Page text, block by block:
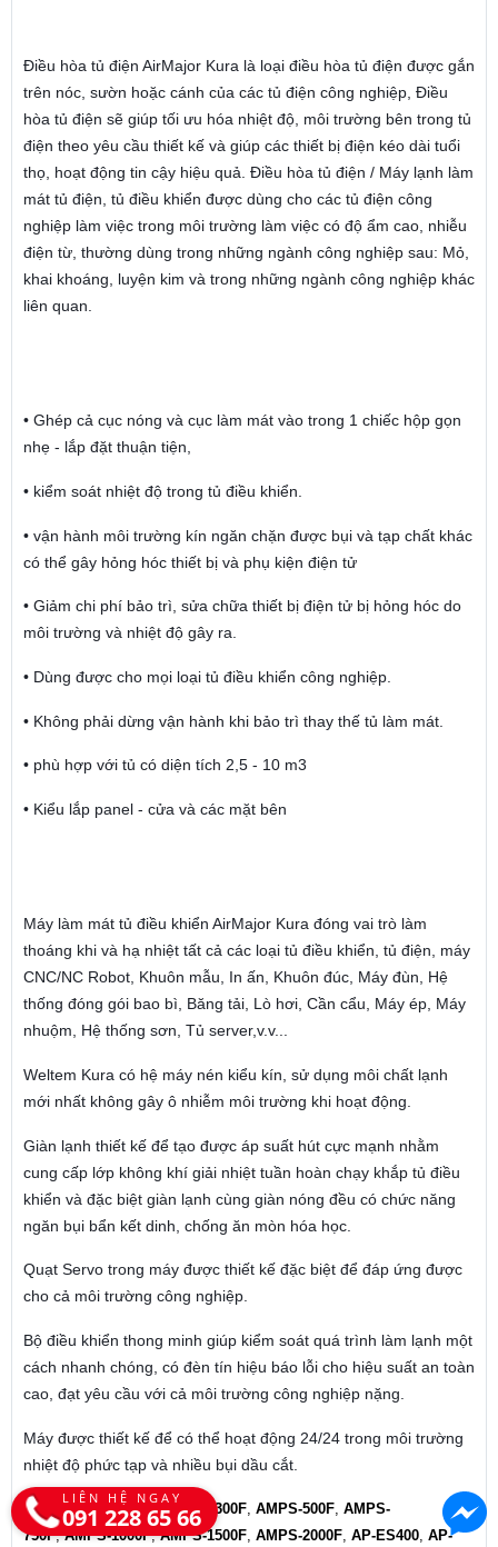
Điều hòa tủ điện AirMajor Kura là loại điều hòa tủ điện được gắn
trên nóc, sườn hoặc cánh của các tủ điện công nghiệp, Điều
hòa tủ điện sẽ giúp tối ưu hóa nhiệt độ, môi trường bên trong tủ
điện theo yêu cầu thiết kế và giúp các thiết bị điện kéo dài tuổi
thọ, hoạt động tin cậy hiệu quả. Điều hòa tủ điện / Máy lạnh làm
mát tủ điện, tủ điều khiển được dùng cho các tủ điện công
nghiệp làm việc trong môi trường làm việc có độ ẩm cao, nhiễu
điện từ, thường dùng trong những ngành công nghiệp sau: Mỏ,
khai khoáng, luyện kim và trong những ngành công nghiệp khác
liên quan.
• Ghép cả cục nóng và cục làm mát vào trong 1 chiếc hộp gọn
nhẹ - lắp đặt thuận tiện,
• kiểm soát nhiệt độ trong tủ điều khiển.
• vận hành môi trường kín ngăn chặn được bụi và tạp chất khác
có thể gây hỏng hóc thiết bị và phụ kiện điện tử
• Giảm chi phí bảo trì, sửa chữa thiết bị điện tử bị hỏng hóc do
môi trường và nhiệt độ gây ra.
• Dùng được cho mọi loại tủ điều khiển công nghiệp.
• Không phải dừng vận hành khi bảo trì thay thế tủ làm mát.
• phù hợp với tủ có diện tích 2,5 - 10 m3
• Kiểu lắp panel - cửa và các mặt bên
Máy làm mát tủ điều khiển AirMajor Kura đóng vai trò làm
thoáng khi và hạ nhiệt tất cả các loại tủ điều khiển, tủ điện, máy
CNC/NC Robot, Khuôn mẫu, In ấn, Khuôn đúc, Máy đùn, Hệ
thống đóng gói bao bì, Băng tải, Lò hơi, Cần cẩu, Máy ép, Máy
nhuộm, Hệ thống sơn, Tủ server,v.v...
Weltem Kura có hệ máy nén kiểu kín, sử dụng môi chất lạnh
mới nhất không gây ô nhiễm môi trường khi hoạt động.
Giàn lạnh thiết kế để tạo được áp suất hút cực mạnh nhằm
cung cấp lớp không khí giải nhiệt tuần hoàn chạy khắp tủ điều
khiển và đặc biệt giàn lạnh cùng giàn nóng đều có chức năng
ngăn bụi bẩn kết dinh, chống ăn mòn hóa học.
Quạt Servo trong máy được thiết kế đặc biệt để đáp ứng được
cho cả môi trường công nghiệp.
Bộ điều khiển thong minh giúp kiểm soát quá trình làm lạnh một
cách nhanh chóng, có đèn tín hiệu báo lỗi cho hiệu suất an toàn
cao, đạt yêu cầu với cả môi trường công nghiệp nặng.
Máy được thiết kế để có thể hoạt động 24/24 trong môi trường
nhiệt độ phức tạp và nhiều bụi dầu cắt.
Các model chủ yếu:AMPS-300F, AMPS-500F, AMPS-
750F,AMPS-1000F,AMPS-1500F, AMPS-2000F, AP-ES400, AP-
LIÊN HỆ NGAY
091 228 65 66